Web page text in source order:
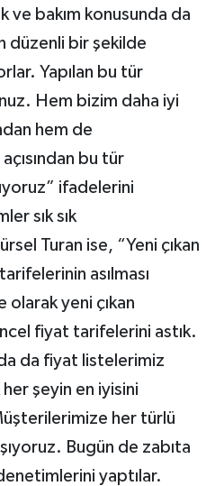
ve bakım konusunda da
düzenli bir şekilde
Yapılan bu tür
Hem bizim daha iyi
hem de
bu tür
ifadelerini
sık sık
Turan ise, “Yeni çıkan
asılması
olarak yeni çıkan
fiyat tarifelerini astık.
da fiyat listelerimiz
şeyin en iyisini
her türlü
Bugün de zabıta
yaptılar.